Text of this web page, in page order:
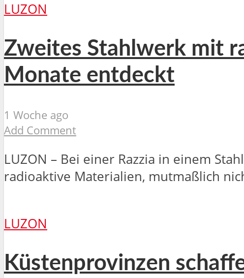
LUZON
Zweites Stahlwerk mit
Monate entdeckt
1 Woche ago
Add Comment
LUZON – Bei einer Razzia in einem
radioaktive Materialien, mutmaßlich
LUZON
Küstenprovinzen